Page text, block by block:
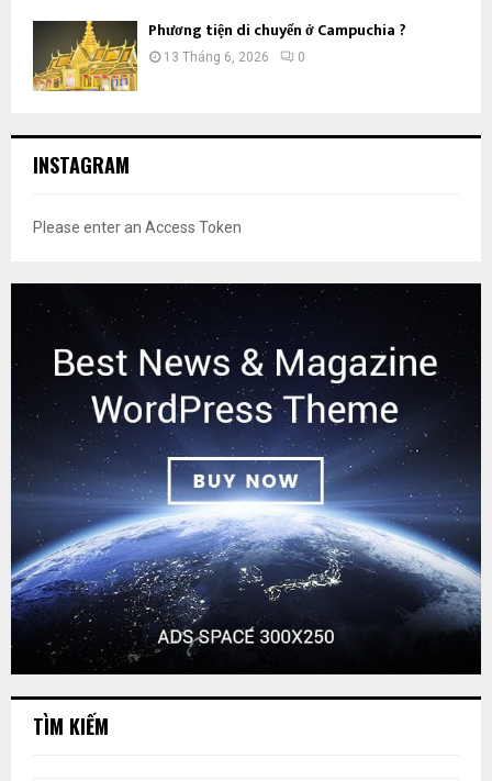
Phương tiện di chuyển ở Campuchia ?
13 Tháng 6, 2026 0
INSTAGRAM
Please enter an Access Token
TÌM KIẾM